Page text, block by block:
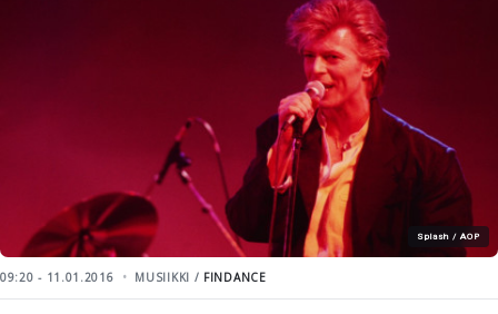
Splash / AOP
09:20 - 11.01.2016 MUSIIKKI / FINDANCE